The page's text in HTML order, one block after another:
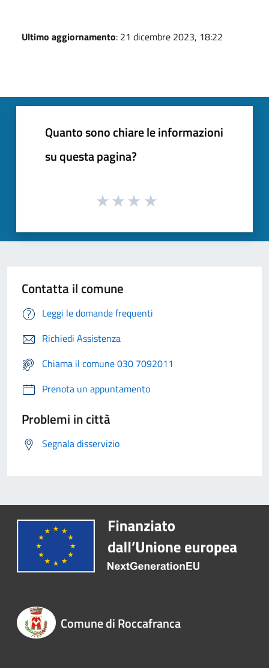
Ultimo aggiornamento: 21 dicembre 2023, 18:22
Quanto sono chiare le informazioni
su questa pagina?
Contatta il comune
Leggi le domande frequenti
Richiedi Assistenza
Chiama il comune 030 7092011
Prenota un appuntamento
Problemi in città
Segnala disservizio
Comune di Roccafranca